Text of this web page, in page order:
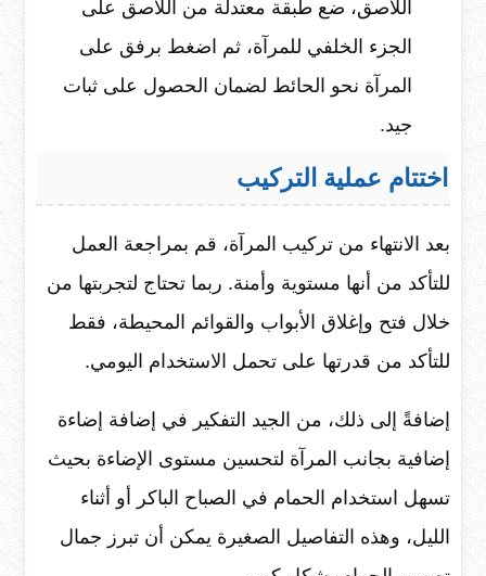
اللاصق، ضع طبقة معتدلة من اللاصق على
الجزء الخلفي للمرآة، ثم اضغط برفق على
المرآة نحو الحائط لضمان الحصول على ثبات
جيد.
اختتام عملية التركيب
بعد الانتهاء من تركيب المرآة، قم بمراجعة العمل
للتأكد من أنها مستوية وأمنة. ربما تحتاج لتجربتها من
خلال فتح وإغلاق الأبواب والقوائم المحيطة، فقط
للتأكد من قدرتها على تحمل الاستخدام اليومي.
إضافةً إلى ذلك، من الجيد التفكير في إضافة إضاءة
إضافية بجانب المرآة لتحسين مستوى الإضاءة بحيث
تسهل استخدام الحمام في الصباح الباكر أو أثناء
الليل، وهذه التفاصيل الصغيرة يمكن أن تبرز جمال